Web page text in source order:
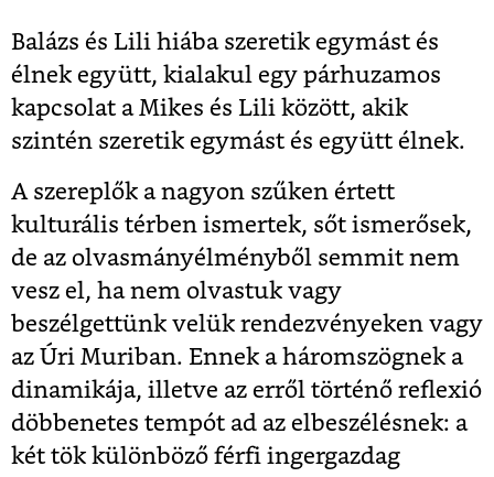
Balázs és Lili hiába szeretik egymást és
élnek együtt, kialakul egy párhuzamos
kapcsolat a Mikes és Lili között, akik
szintén szeretik egymást és együtt élnek.
A szereplők a nagyon szűken értett
kulturális térben ismertek, sőt ismerősek,
de az olvasmányélményből semmit nem
vesz el, ha nem olvastuk vagy
beszélgettünk velük rendezvényeken vagy
az Úri Muriban. Ennek a háromszögnek a
dinamikája, illetve az erről történő reflexió
döbbenetes tempót ad az elbeszélésnek: a
két tök különböző férfi ingergazdag